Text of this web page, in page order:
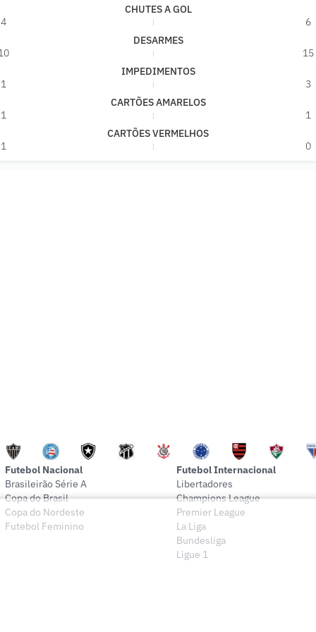
CHUTES A GOL
4
6
DESARMES
15
IMPEDIMENTOS
1
3
CARTÕES AMARELOS
1
1
CARTÕES VERMELHOS
1
0
Futebol Nacional
Brasileirão Série A
Copa do Brasil
Copa do Nordeste
Futebol Feminino
Futebol Internacional
Libertadores
Champions League
Premier League
La Liga
Bundesliga
Ligue 1